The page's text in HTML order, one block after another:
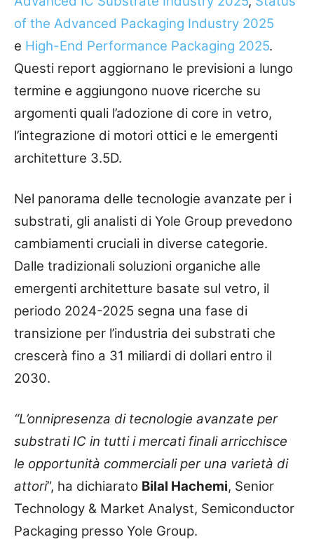
of the Advanced Packaging Industry 2025
e High-End Performance Packaging 2025.
Questi report aggiornano le previsioni a lungo
termine e aggiungono nuove ricerche su
argomenti quali l’adozione di core in vetro,
l’integrazione di motori ottici e le emergenti
architetture 3.5D.
Nel panorama delle tecnologie avanzate per i
substrati, gli analisti di Yole Group prevedono
cambiamenti cruciali in diverse categorie.
Dalle tradizionali soluzioni organiche alle
emergenti architetture basate sul vetro, il
periodo 2024-2025 segna una fase di
transizione per l’industria dei substrati che
crescerà fino a 31 miliardi di dollari entro il
2030.
“L’onnipresenza di tecnologie avanzate per
substrati IC in tutti i mercati finali arricchisce
le opportunità commerciali per una varietà di
attori”, ha dichiarato Bilal Hachemi, Senior
Technology & Market Analyst, Semiconductor
Packaging presso Yole Group.